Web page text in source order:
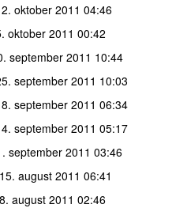
oktober 2011 04:46
oktober 2011 00:42
september 2011 10:44
september 2011 10:03
september 2011 06:34
september 2011 05:17
september 2011 03:46
august 2011 06:41
august 2011 02:46